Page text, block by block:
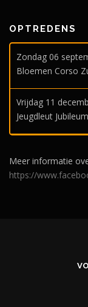
OPTREDENS
Zondag 06
Bloemen Corso
Vrijdag 11
Jeugdleut
Meer informatie
https://